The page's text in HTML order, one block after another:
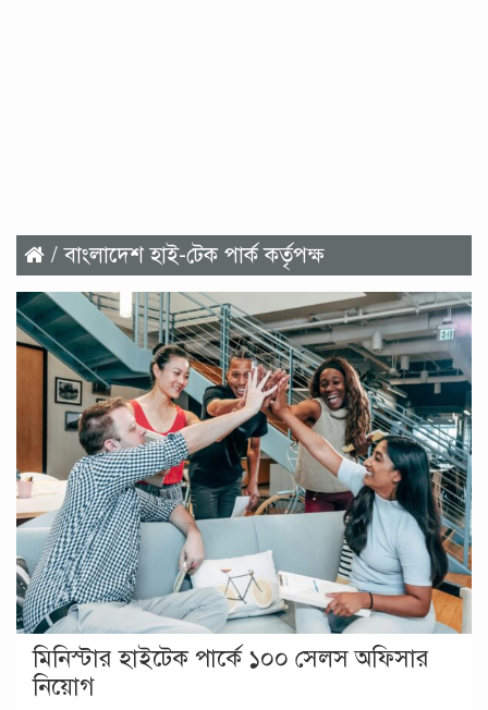
/ বাংলাদেশ হাই-টেক পার্ক কর্তৃপক্ষ
মিনিস্টার হাইটেক পার্কে ১০০ সেলস অফিসার
নিয়োগ